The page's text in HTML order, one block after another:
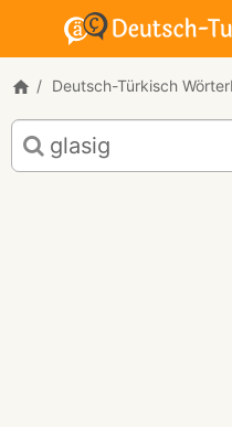
Deutsch-Türkisch
Deutsch-
Türkisch
Übersetzung